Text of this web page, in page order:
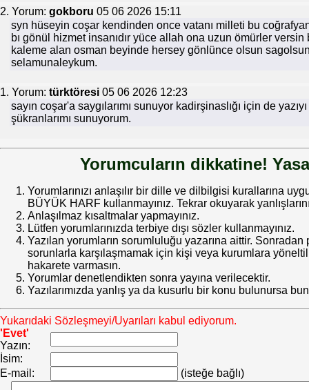
2. Yorum: gokboru 05 06 2026 15:11
syn hüseyin coşar kendinden once vatanı milleti bu
bı gönül hizmet insanıdır yüce allah ona uzun ömürler versin
kaleme alan osman beyinde hersey gönlünce olsun
selamunaleykum.
1. Yorum: türktöresi 05 06 2026 12:23
sayın coşar'a saygılarımı sunuyor kadirşinaslığı için de
şükranlarımı sunuyorum.
Yorumcuların dikkatine!
Yorumlarınızı anlaşılır bir dille ve dilbilgisi kurallarına
BÜYÜK HARF kullanmayınız. Tekrar okuyarak
Anlaşılmaz kısaltmalar yapmayınız.
Lütfen yorumlarınızda terbiye dışı sözler kullanmayınız.
Yazılan yorumların sorumluluğu yazarına aittir.
sorunlarla karşılaşmamak için kişi veya kurumlara
hakarete varmasın.
Yorumlar denetlendikten sonra yayına verilecektir.
Yazılarımızda yanlış ya da kusurlu bir konu bulunursa
Yukarıdaki Sözleşmeyi/Uyarıları kabul ediyorum.
'Evet'
Yazın:
İsim:
E-mail:
(isteğe bağlı)